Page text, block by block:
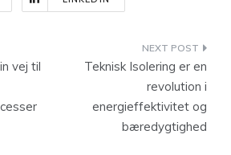
vej til
Teknisk Isolering er en
revolution i
energieffektivitet og
bæredygtighed